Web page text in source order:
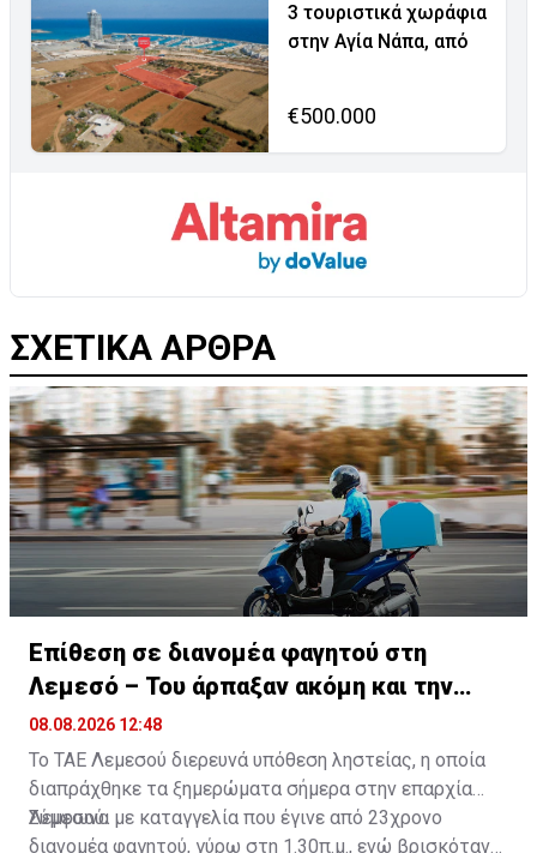
3 τουριστικά χωράφια
στην Αγία Νάπα, από
€500.000
ΣΧΕΤΙΚΑ ΑΡΘΡΑ
Επίθεση σε διανομέα φαγητού στη
Λεμεσό – Του άρπαξαν ακόμη και την
παραγγελία
08.08.2026 12:48
Το ΤΑΕ Λεμεσού διερευνά υπόθεση ληστείας, η οποία
διαπράχθηκε τα ξημερώματα σήμερα στην επαρχία
Λεμεσού.
Σύμφωνα με καταγγελία που έγινε από 23χρονο
διανομέα φαγητού, γύρω στη 1.30π.μ., ενώ βρισκόταν